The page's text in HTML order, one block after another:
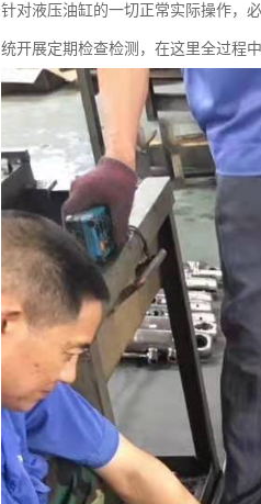
针对液压油缸的一切正常实际操作，
统开展定期检查检测，在这里全过程